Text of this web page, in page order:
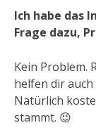
Ich habe das
Frage dazu,
Kein Problem.
helfen dir
Natürlich
stammt. 😉